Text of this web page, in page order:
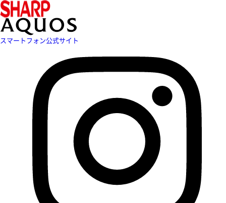
スマートフォン公式サイト